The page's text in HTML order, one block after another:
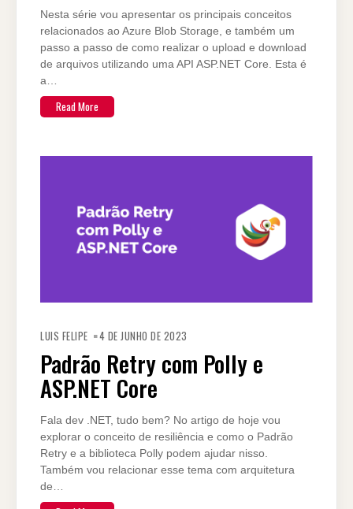
Nesta série vou apresentar os principais conceitos
relacionados ao Azure Blob Storage, e também um
passo a passo de como realizar o upload e download
de arquivos utilizando uma API ASP.NET Core. Esta é
a…
Read More
LUIS FELIPE 4 DE JUNHO DE 2023
Padrão Retry com Polly e
ASP.NET Core
Fala dev .NET, tudo bem? No artigo de hoje vou
explorar o conceito de resiliência e como o Padrão
Retry e a biblioteca Polly podem ajudar nisso.
Também vou relacionar esse tema com arquitetura
de…